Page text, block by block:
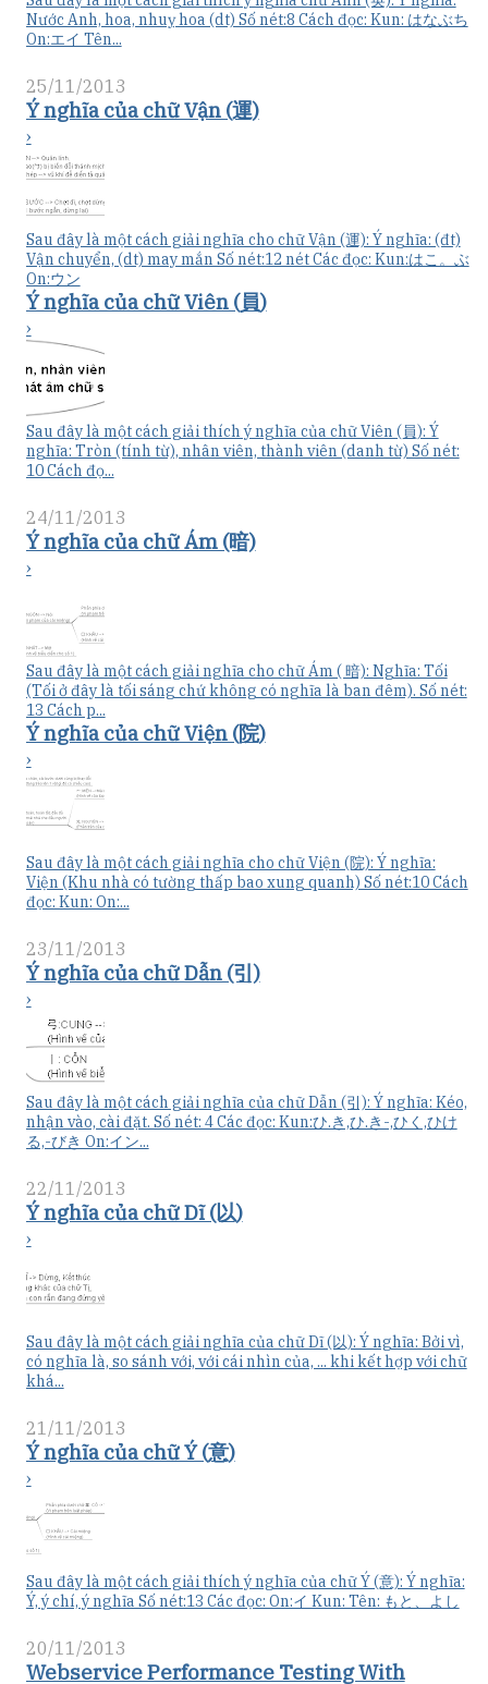
Nước Anh, hoa, nhuỵ hoa (dt) Số nét:8 Cách đọc: Kun: はなぶち
On:エイ Tên...
25/11/2013
Ý nghĩa của chữ Vận (運)
›
Sau đây là một cách giải nghĩa cho chữ Vận (運): Ý nghĩa: (đt)
Vận chuyển, (dt) may mắn Số nét:12 nét Các đọc: Kun:はこ。ぶ
On:ウン
Ý nghĩa của chữ Viên (員)
›
Sau đây là một cách giải thích ý nghĩa của chữ Viên (員): Ý
nghĩa: Tròn (tính từ), nhân viên, thành viên (danh từ) Số nét:
10 Cách đọ...
24/11/2013
Ý nghĩa của chữ Ám (暗)
›
Sau đây là một cách giải nghĩa cho chữ Ám ( 暗): Nghĩa: Tối
(Tối ở đây là tối sáng chứ không có nghĩa là ban đêm). Số nét:
13 Cách p...
Ý nghĩa của chữ Viện (院)
›
Sau đây là một cách giải nghĩa cho chữ Viện (院): Ý nghĩa:
Viện (Khu nhà có tường thấp bao xung quanh) Số nét:10 Cách
đọc: Kun: On:...
23/11/2013
Ý nghĩa của chữ Dẫn (引)
›
Sau đây là một cách giải nghĩa của chữ Dẫn (引): Ý nghĩa: Kéo,
nhận vào, cài đặt. Số nét: 4 Các đọc: Kun:ひ.き,ひ.き-,ひく,ひけ
る,-びき On:イン...
22/11/2013
Ý nghĩa của chữ Dĩ (以)
›
Sau đây là một cách giải nghĩa của chữ Dĩ (以): Ý nghĩa: Bởi vì,
có nghĩa là, so sánh với, với cái nhìn của, ... khi kết hợp với chữ
khá...
21/11/2013
Ý nghĩa của chữ Ý (意)
›
Sau đây là một cách giải thích ý nghĩa của chữ Ý (意): Ý nghĩa:
Ý, ý chí, ý nghĩa Số nét:13 Các đọc: On:イ Kun: Tên: もと、よし
20/11/2013
Webservice Performance Testing With